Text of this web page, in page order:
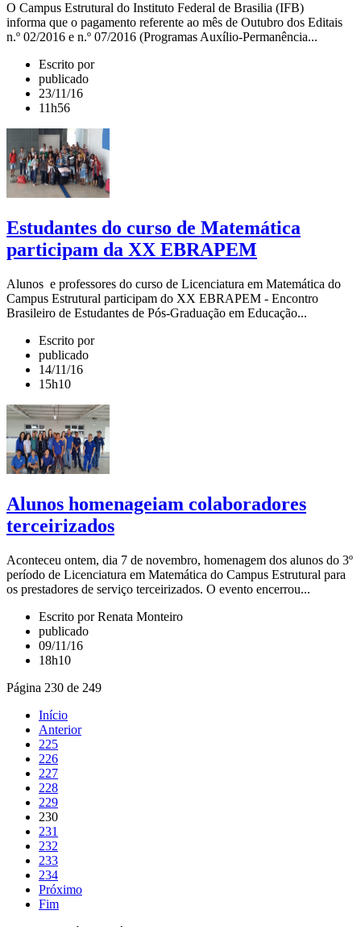
O Campus Estrutural do Instituto Federal de Brasilia (IFB)
informa que o pagamento referente ao mês de Outubro dos Editais
n.º 02/2016 e n.º 07/2016 (Programas Auxílio-Permanência...
Escrito por
publicado
23/11/16
11h56
Estudantes do curso de Matemática
participam da XX EBRAPEM
Alunos e professores do curso de Licenciatura em Matemática do
Campus Estrutural participam do XX EBRAPEM - Encontro
Brasileiro de Estudantes de Pós-Graduação em Educação...
Escrito por
publicado
14/11/16
15h10
Alunos homenageiam colaboradores
terceirizados
Aconteceu ontem, dia 7 de novembro, homenagem dos alunos do 3º
período de Licenciatura em Matemática do Campus Estrutural para
os prestadores de serviço terceirizados. O evento encerrou...
Escrito por Renata Monteiro
publicado
09/11/16
18h10
Página 230 de 249
Início
Anterior
225
226
227
228
229
230
231
232
233
234
Próximo
Fim